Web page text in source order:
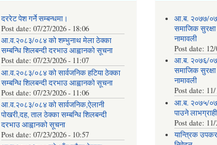
दररेट पेश गर्ने सम्बन्धमा।
Post date: 07/27/2026 - 18:06
आ.व.२०८३/०८४ को शम्भुनाथ मेला ठेक्का
सम्बन्धि शिलबन्दी दरभाउ आह्वानको सूचना
Post date: 07/23/2026 - 11:07
आ.व.२०८३/०८४ को सार्वजनिक हटिया ठेक्का
सम्बन्धि शिलबन्दी दरभाउ आह्वानको सूचना
Post date: 07/23/2026 - 11:06
आ.व.२०८३/०८४ को सार्वजनिक,ऐलानी
पोखरी,दह, ताल ठेक्का सम्बन्धि शिलबन्दी
दरभाउ आह्वानको सूचना
Post date: 07/23/2026 - 10:57
आ.ब. २०७७/
समाजिक
नामावली
Post date:
आ.ब. २०७६/
समाजिक
नामावली
Post date:
आ.ब. २०७५/
पाउने
Post date:
यान्त्रिक